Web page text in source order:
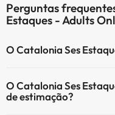
Perguntas
Estaques - Adults
O Catalonia Ses
O Catalonia Ses
de estimação?